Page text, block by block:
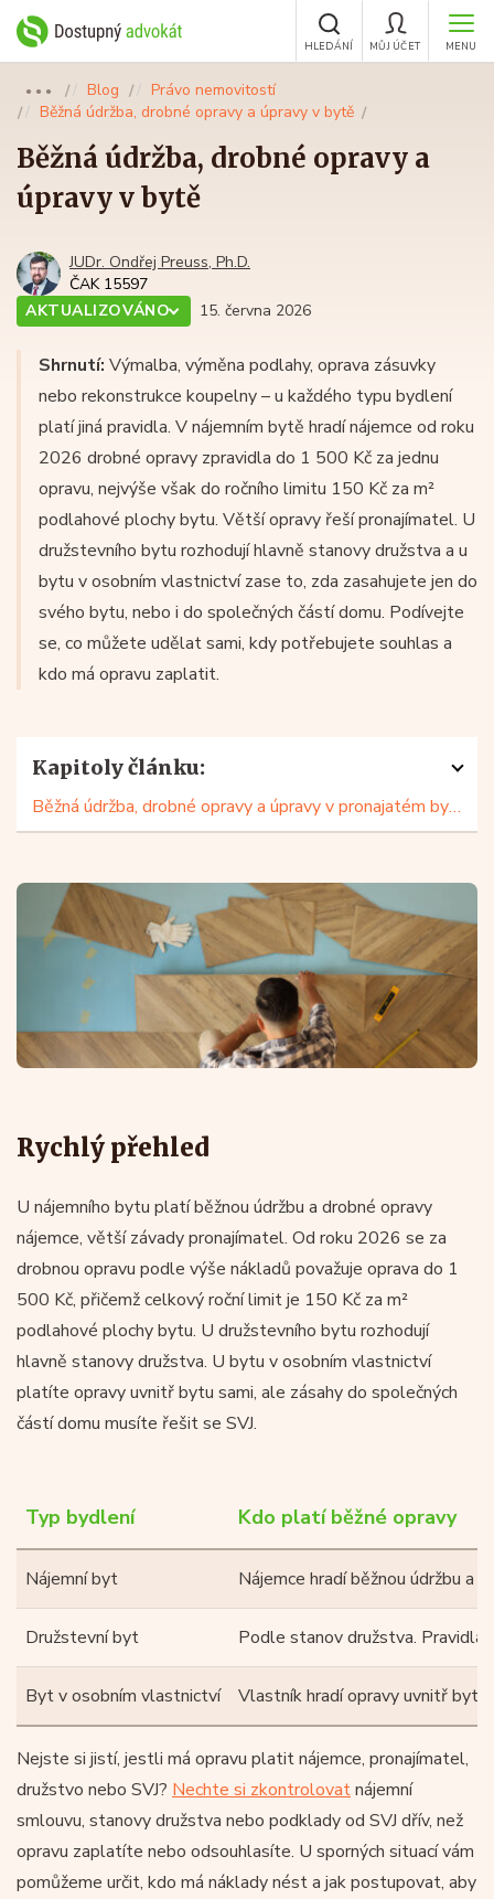
MENU
MŮJ ÚČET
HLEDÁNÍ
●●● Blog
Právo nemovitostí
Běžná údržba, drobné opravy a úpravy v bytě
Běžná údržba, drobné opravy a
úpravy v bytě
JUDr. Ondřej Preuss, Ph.D.
ČAK 15597
AKTUALIZOVÁNO
15. června 2026
Shrnutí: Výmalba, výměna podlahy, oprava zásuvky
nebo rekonstrukce koupelny – u každého typu bydlení
platí jiná pravidla. V nájemním bytě hradí nájemce od roku
2026 drobné opravy zpravidla do 1 500 Kč za jednu
opravu, nejvýše však do ročního limitu 150 Kč za m²
podlahové plochy bytu. Větší opravy řeší pronajímatel. U
družstevního bytu rozhodují hlavně stanovy družstva a u
bytu v osobním vlastnictví zase to, zda zasahujete jen do
svého bytu, nebo i do společných částí domu. Podívejte
se, co můžete udělat sami, kdy potřebujete souhlas a
kdo má opravu zaplatit.
Kapitoly článku:
Běžná údržba, drobné opravy a úpravy v pronajatém bytě
Rychlý přehled
U nájemního bytu platí běžnou údržbu a drobné opravy
nájemce, větší závady pronajímatel. Od roku 2026 se za
drobnou opravu podle výše nákladů považuje oprava do 1
500 Kč, přičemž celkový roční limit je 150 Kč za m²
podlahové plochy bytu. U družstevního bytu rozhodují
hlavně stanovy družstva. U bytu v osobním vlastnictví
platíte opravy uvnitř bytu sami, ale zásahy do společných
částí domu musíte řešit se SVJ.
Typ bydlení Kdo platí běžné opravy
Nájemní byt Nájemce hradí běžnou údržbu a
Družstevní byt Podle stanov družstva. Pravidla
Byt v osobním vlastnictví Vlastník hradí opravy uvnitř
Nejste si jistí, jestli má opravu platit nájemce, pronajímatel,
družstvo nebo SVJ? Nechte si zkontrolovatnájemní
smlouvu, stanovy družstva nebo podklady od SVJ dřív, než
opravu zaplatíte nebo odsouhlasíte. U sporných situací vám
pomůžeme určit, kdo má náklady nést a jak postupovat, aby